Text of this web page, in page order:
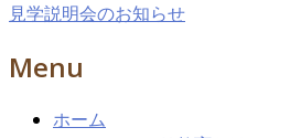
見学説明会のお知らせ
Menu
ホーム